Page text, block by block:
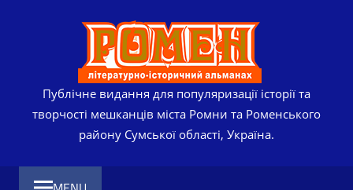
Публічне видання для популяризації історії та
творчості мешканців міста Ромни та Роменського
району Сумської області, Україна.